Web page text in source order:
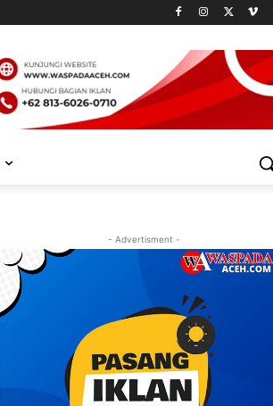
- Advertisment -